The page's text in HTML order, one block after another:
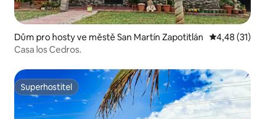
Dům pro hosty ve městě San Martín Zapotitlán Průměrné
4,48 (31)
Casa los Cedros.
Superhostitel
Superhostitel